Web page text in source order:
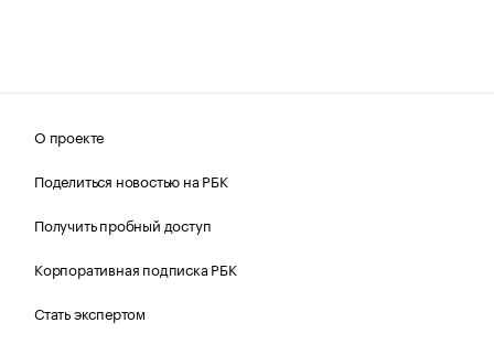
О проекте
Поделиться новостью на РБК
Получить пробный доступ
Корпоративная подписка РБК
Стать экспертом